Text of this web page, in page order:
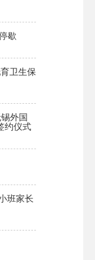
歇
卫生保
外国
约仪式
班家长